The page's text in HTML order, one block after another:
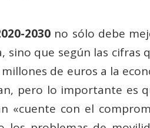
2030no sólo debe
que según las cifras
de euros a la
pero lo importante es
«cuente con el